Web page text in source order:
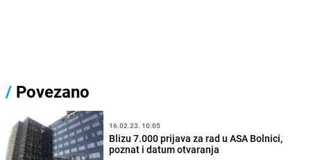
/ Povezano
16.02.23. 10:05
Blizu 7.000 prijava za rad u ASA Bolnici,
poznat i datum otvaranja